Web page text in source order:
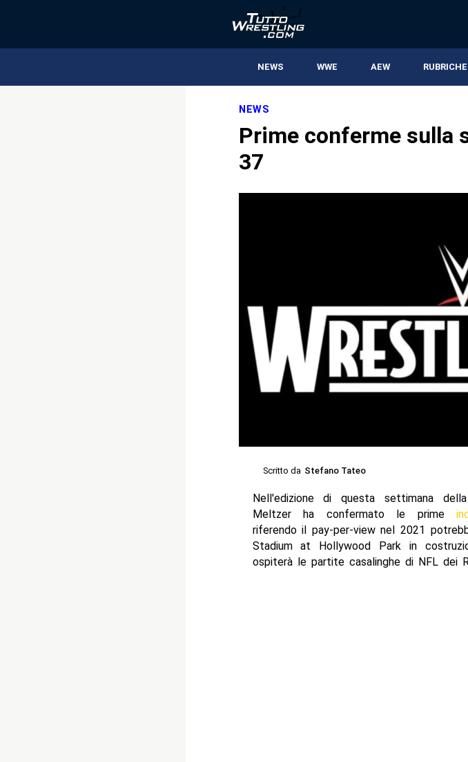
NEWS WWE AEW RUBRICHE
NEWS
Prime conferme sulla
37
Scritto da Stefano Tateo
Nell'edizione di questa settimana
Meltzer ha confermato le prime
riferendo il pay-per-view nel 2021
Stadium at Hollywood Park in
ospiterà le partite casalinghe di NFL dei